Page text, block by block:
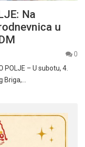
Na
u
0
POLJE – U subotu, 4.